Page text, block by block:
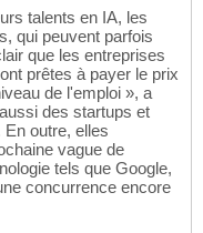
talents en IA, les
qui peuvent parfois
que les entreprises
prêtes à payer le prix
de l'emploi », a
des startups et
outre, elles
vague de
tels que Google,
concurrence encore